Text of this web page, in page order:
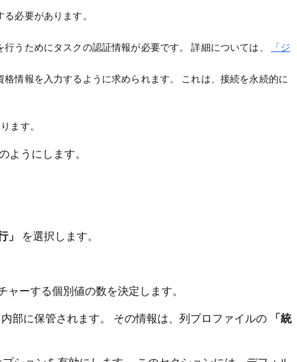
必要があります。
うためにタスクの認証情報が必要です。 詳細については、
「ジ
情報を入力するように求められます。 これは、接続を永続的に
ます。
ようにします。
」
を選択します。
ーする個別値の数を決定します。
部に保管されます。 その情報は、列プロファイルの
「統